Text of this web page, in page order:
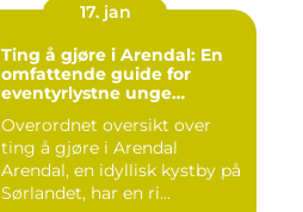
17. jan
Ting å gjøre i Arendal: En
omfattende guide for
eventyrlystne unge
Overordnet oversikt over
ting å gjøre i Arendal
Arendal, en idyllisk kystby på
Sørlandet, har en ri...